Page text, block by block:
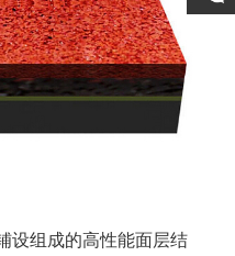
设组成的高性能面层结